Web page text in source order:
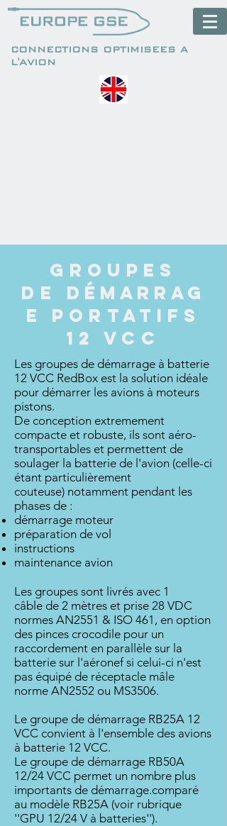
CONNECTIONS OPTIMISEES A
L'AVION
GROUPEs
de DÉMARRAG
E
PORTATIFs
12 VCC
Les groupes de démarrage à batterie
12 VCC RedBox est la solution idéale
pour démarrer les avions à moteurs
pistons.
De conception extremement
compacte et robuste, ils sont aéro-
transportables et permettent de
soulager la batterie de l'avion (celle-ci
étant particulièrement
couteuse) notamment pendant les
phases de :
démarrage moteur
préparation de vol
instructions
maintenance avion
Les groupes sont livrés avec 1
câble de 2 mètres et prise 28 VDC
normes AN2551 & ISO 461 , en option
des pinces crocodile pour un
raccordement en parallèle sur la
batterie sur l'aéronef si celui-ci n'est
pas équipé de réceptacle mâle
norme AN2552 ou MS3506.
Le groupe de démarrage RB25A 12
VCC convient à l'ensemble des avions
à batterie 12 VCC.
Le groupe de démarrage RB50A
12/24 VCC permet un nombre plus
importants de démarrage.comparé
au modèle RB25A (voir rubrique
''GPU 12/24 V à batteries'').